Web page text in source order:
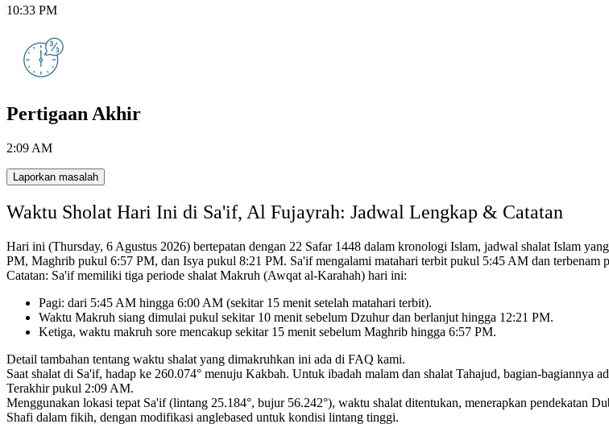
10:33 PM
Pertigaan Akhir
2:09 AM
Laporkan masalah
Waktu Sholat Hari Ini di Sa'if, Al Fujayrah: Jadwal Lengkap & Catatan
Hari ini (Thursday, 6 Agustus 2026) bertepatan dengan 22 Safar 1448 dalam kronologi Islam, jadwal shalat Islam
PM, Maghrib pukul 6:57 PM, dan Isya pukul 8:21 PM. Sa'if mengalami matahari terbit pukul 5:45 AM dan terbenam
Catatan: Sa'if memiliki tiga periode shalat Makruh (Awqat al-Karahah) hari ini:
Pagi: dari 5:45 AM hingga 6:00 AM (sekitar 15 menit setelah matahari terbit).
Waktu Makruh siang dimulai pukul sekitar 10 menit sebelum Dzuhur dan berlanjut hingga 12:21 PM.
Ketiga, waktu makruh sore mencakup sekitar 15 menit sebelum Maghrib hingga 6:57 PM.
Detail tambahan tentang waktu shalat yang dimakruhkan ini ada di FAQ kami.
Saat shalat di Sa'if, hadap ke 260.074° menuju Kakbah. Untuk ibadah malam dan shalat Tahajud, bagian-bagiannya
Terakhir pukul 2:09 AM.
Menggunakan lokasi tepat Sa'if (lintang 25.184°, bujur 56.242°), waktu shalat ditentukan, menerapkan pendekatan
Shafi dalam fikih, dengan modifikasi anglebased untuk kondisi lintang tinggi.